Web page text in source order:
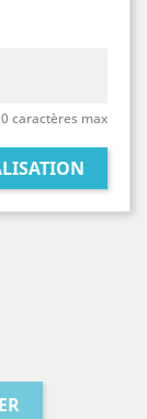
caractères max